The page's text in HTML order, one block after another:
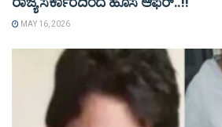
MAY 16, 2026